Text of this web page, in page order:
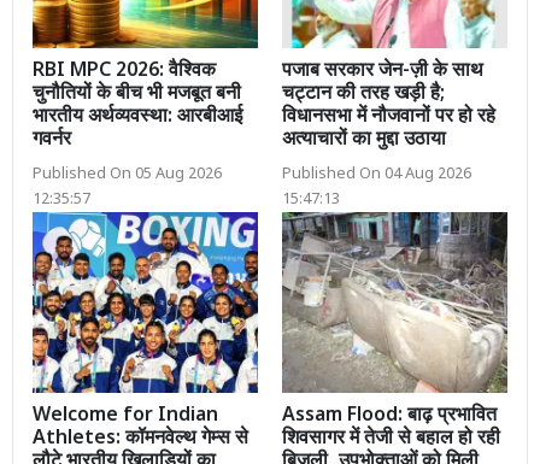
RBI MPC 2026: वैश्विक
चुनौतियों के बीच भी मजबूत बनी
भारतीय अर्थव्यवस्था: आरबीआई
गवर्नर
Published On 05 Aug 2026
12:35:57
पजाब सरकार जेन-ज़ी के साथ
चट्टान की तरह खड़ी है;
विधानसभा में नौजवानों पर हो रहे
अत्याचारों का मुद्दा उठाया
Published On 04 Aug 2026
15:47:13
Welcome for Indian
Athletes: कॉमनवेल्थ गेम्स से
Assam Flood: बाढ़ प्रभावित
शिवसागर में तेजी से बहाल हो रही